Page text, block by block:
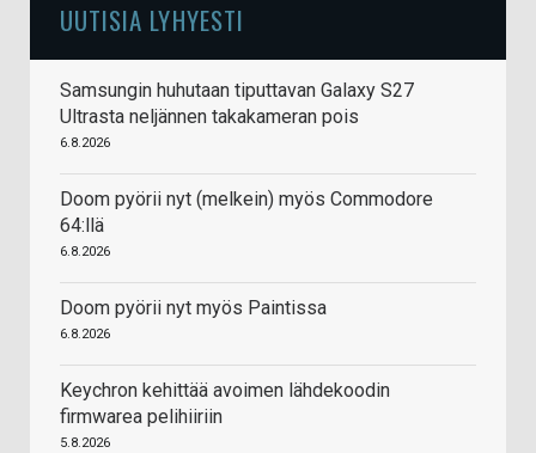
UUTISIA LYHYESTI
Samsungin huhutaan tiputtavan Galaxy S27
Ultrasta neljännen takakameran pois
6.8.2026
Doom pyörii nyt (melkein) myös Commodore
64:llä
6.8.2026
Doom pyörii nyt myös Paintissa
6.8.2026
Keychron kehittää avoimen lähdekoodin
firmwarea pelihiiriin
5.8.2026